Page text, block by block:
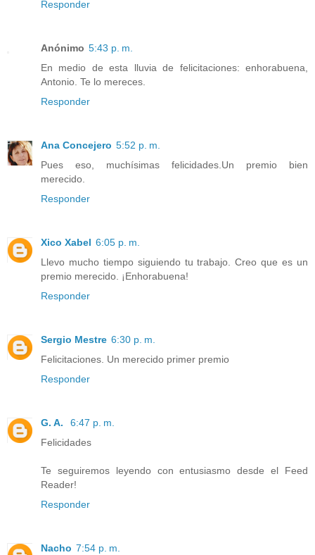
Responder
Anónimo 5:43 p. m.
En medio de esta lluvia de felicitaciones: enhorabuena,
Antonio. Te lo mereces.
Responder
Ana Concejero 5:52 p. m.
Pues eso, muchísimas felicidades.Un premio bien
merecido.
Responder
Xico Xabel 6:05 p. m.
Llevo mucho tiempo siguiendo tu trabajo. Creo que es un
premio merecido. ¡Enhorabuena!
Responder
Sergio Mestre 6:30 p. m.
Felicitaciones. Un merecido primer premio
Responder
G. A.
6:47 p. m.
Felicidades
Te seguiremos leyendo con entusiasmo desde el Feed
Reader!
Responder
Nacho 7:54 p. m.